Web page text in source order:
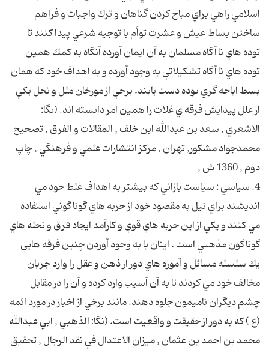
اسلامي راهي براي مباح كردن گناهان و ترك واجبات و فراهم
ساختن بساط عيش و عشرت توأم با توجيه شرعي پيدا كنند تا
توده هاي ناآگاه مسلمان به آن ايمان آورده آنگاه به كمك همين
توده هاي ناآگاه تشكيلاتي به وجود آورده و به اهداف خود كه همان
بسط اباحه گري بوده دست يابند. برخي از مورخان ملل و نحل يكي
از علل پيدايش فرقه ي غلات را همين امر دانسته اند. (نگا:
الاشعري , سعد بن عبدالله ابن خلف , المقالات و الفرق , تصحيح
محمدجواد مشكور, تهران , مركز انتشارات علمي و فرهنگي , چاپ
دوم , 1360 ش ,
4. سياسي : سياست بازاني كه بيشتر به اهداف غلط خود مي
انديشند براي نيل به مقصود خود از حربه هاي گوناگوني استفاده
مي كنند و يكي از اين حربه هاي قوي و كارآمد ايجاد فرق و نحله هاي
گوناگون مذهبي است . اينان با به وجود آوردن چنين فرقه هايي
يك سلسله مسائل و آموزه هاي دور از ذهن و عقل را وارد جريان
مخالف خود مي كردند تا به آن آسيب وارد كرده و آن را در مقابل
چشم ديگران ناميمون جلوه دهند. مانند برخي از اخبار در مورد ائمه
(ع ) كه به دور از حقيقت و واقعيت است. (نگا: الذهبي , ابي عبدالله
محمد بن احمد بن عثمان , ميزان الاعتدال في نقد الرجال , تحقيق